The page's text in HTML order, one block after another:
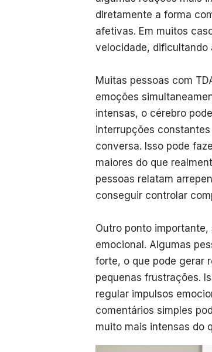
diretamente a forma
afetivas. Em muitos
velocidade, dificultando
Muitas pessoas com
emoções
intensas, o cérebro
interrupções
conversa. Isso pode
maiores do que
pessoas relatam
conseguir controlar
Outro ponto
emocional. Algumas
forte, o que pode gerar
pequenas frustrações.
regular impulsos
comentários simples
muito mais intensas do